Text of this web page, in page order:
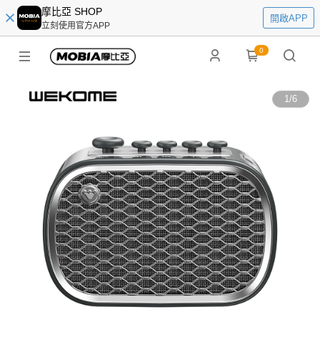
摩比亞 SHOP
立刻使用官方APP
開啟APP
0
1/6